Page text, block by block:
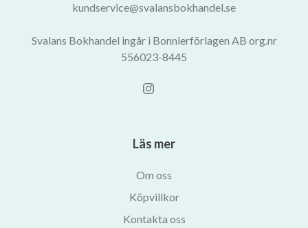
kundservice@svalansbokhandel.se
Svalans Bokhandel ingår i Bonnierförlagen AB org.nr
556023-8445
Läs mer
Om oss
Köpvillkor
Kontakta oss